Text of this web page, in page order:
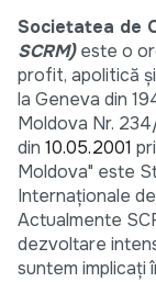
Societatea de
SCRM)este o
profit, apolitică
la Geneva din
Moldova Nr.
din 10.05.2001
Moldova" este
Internaționale
Actualmente
dezvoltare
suntem implicați